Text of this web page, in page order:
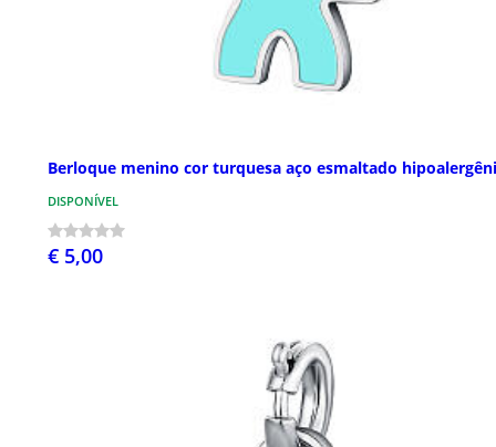
Berloque menino cor turquesa aço esmaltado
DISPONÍVEL
€ 5,00